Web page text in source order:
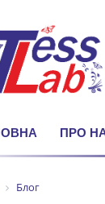
ПРО
Блог